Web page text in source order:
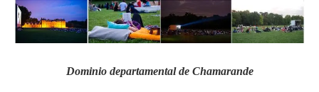
Dominio departamental de Chamarande